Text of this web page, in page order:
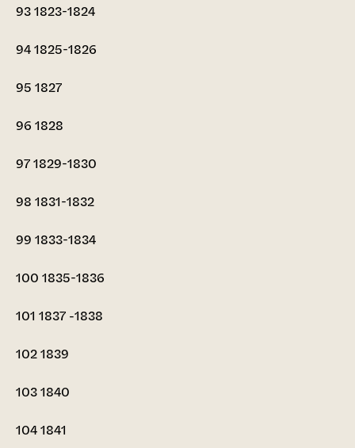
931823-1824
941825-1826
95 1827
96 1828
971829-1830
98 1831-1832
99 1833-1834
100 1835-1836
101 1837 -1838
1021839
1031840
1041841